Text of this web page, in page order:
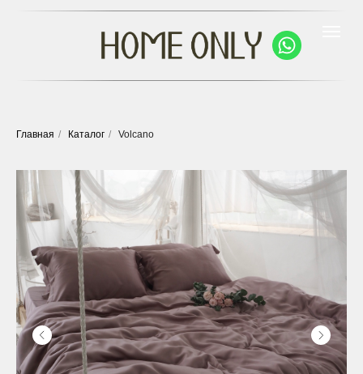
Главная / Каталог / Volcano